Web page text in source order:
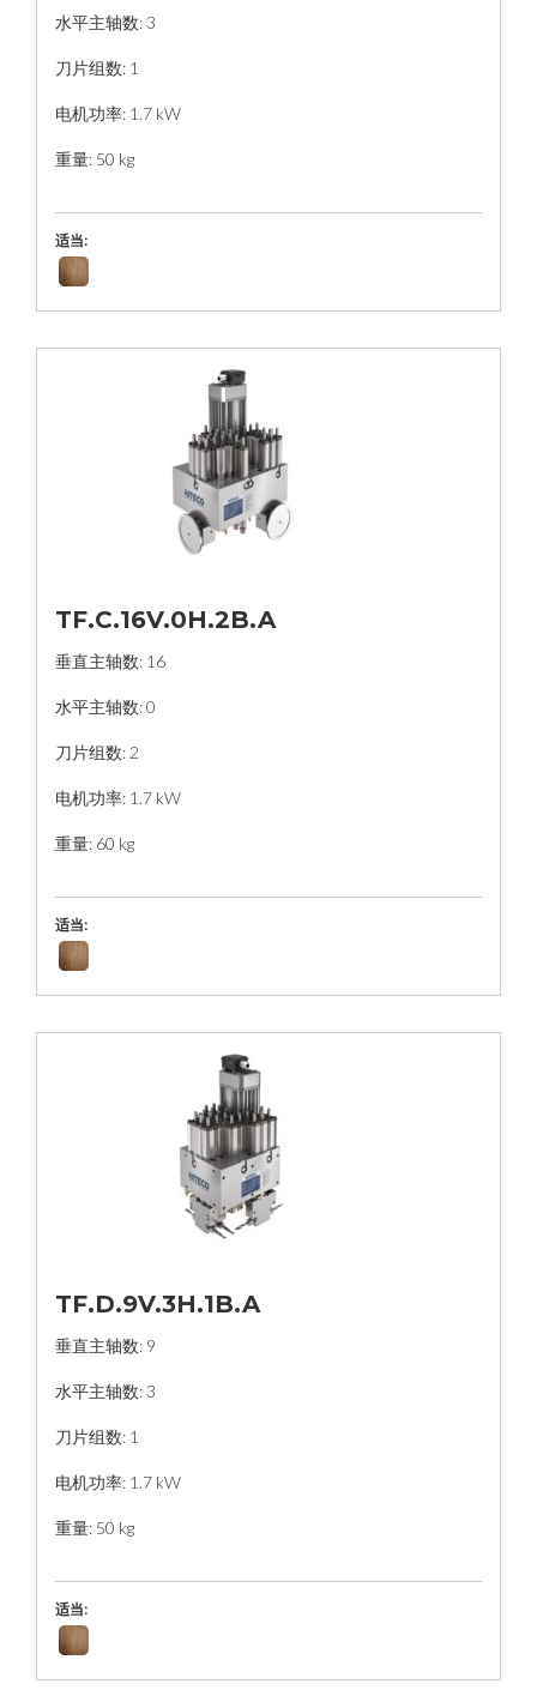
水平主轴数: 3
刀片组数: 1
电机功率: 1.7 kW
重量: 50 kg
适当:
TF.C.16V.0H.2B.A
垂直主轴数: 16
水平主轴数: 0
刀片组数: 2
电机功率: 1.7 kW
重量: 60 kg
适当:
TF.D.9V.3H.1B.A
垂直主轴数: 9
水平主轴数: 3
刀片组数: 1
电机功率: 1.7 kW
重量: 50 kg
适当: